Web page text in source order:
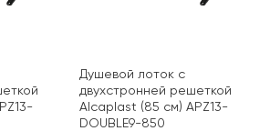
Душевой лоток с
двухстронней решеткой
Alcaplast (85 см) APZ13-
DOUBLE9-850